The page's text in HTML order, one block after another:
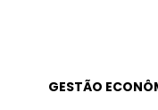
GESTÃO